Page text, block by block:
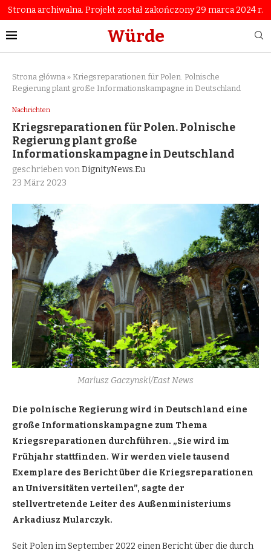
Strona archiwalna. Projekt został zakończony 29 marca 2024 r.
Würde
Strona główna » Kriegsreparationen für Polen. Polnische
Regierung plant große Informationskampagne in Deutschland
Nachrichten
Kriegsreparationen für Polen. Polnische
Regierung plant große
Informationskampagne in Deutschland
geschrieben vonDignityNews.eu
23 März 2023
Mariusz Gaczynski/East News
Die polnische Regierung wird in Deutschland eine
große Informationskampagne zum Thema
Kriegsreparationen durchführen. „Sie wird im
Frühjahr stattfinden. Wir werden viele tausend
Exemplare des Bericht über die Kriegsreparationen
an Universitäten verteilen”, sagte der
stellvertretende Leiter des Außenministeriums
Arkadiusz Mularczyk.
Seit Polen im September 2022 einen Bericht über die durch